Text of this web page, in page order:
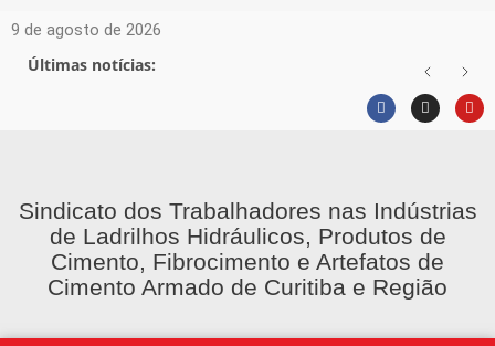
9 de agosto de 2026
Últimas notícias:
Sindicato dos Trabalhadores nas Indústrias
de Ladrilhos Hidráulicos, Produtos de
Cimento, Fibrocimento e Artefatos de
Cimento Armado de Curitiba e Região